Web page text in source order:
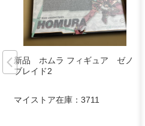
新品 ホムラ フィギュア ゼノ
ブレイド2
マイストア在庫： 3711